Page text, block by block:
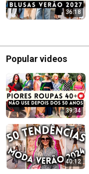
36:18
Popular videos
39:34
40:12